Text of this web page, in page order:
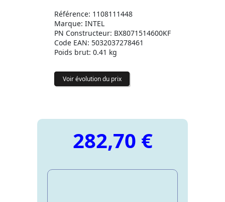
Référence: 1108111448
Marque: INTEL
PN Constructeur: BX8071514600KF
Code EAN: 5032037278461
Poids brut: 0.41 kg
Voir évolution du prix
282,70 €